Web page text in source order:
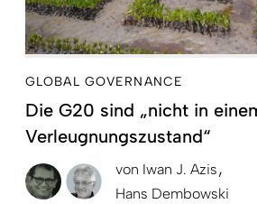
GLOBAL GOVERNANCE
Die G20 sind „nicht in
Verleugnungszustand“
von Iwan J. Azis
Hans Dembowski